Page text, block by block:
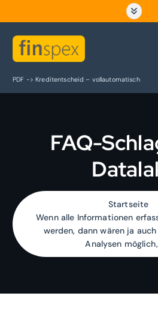
PDF -> Kreditentscheid – vollautomatisch
FAQ-
Startseite
Wenn alle Informationen
werden, dann wären ja
Analysen